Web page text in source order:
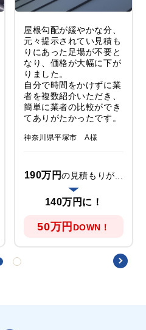
屋根勾配が緩やかな分、
元々提示されてい見積も
りにあった足場が不要と
なり、価格が大幅に下が
りました。
自分で時間をかけずに業
者を複数紹介いただき、
簡単に業者の比較ができ
てありがたかったです。
神奈川県平塚市 A様
190万円の見積もりが...
140万円に！
50万円 DOWN！